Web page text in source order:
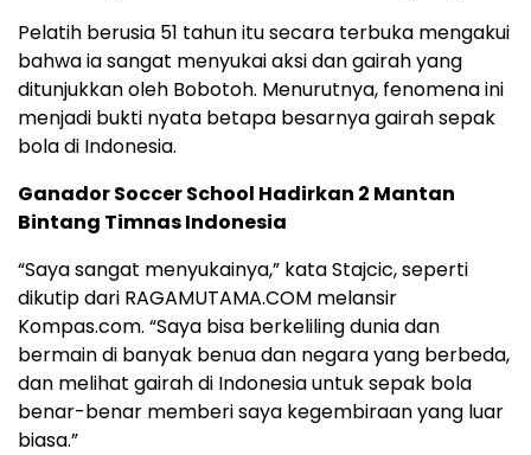
Pelatih berusia 51 tahun itu secara terbuka mengakui
bahwa ia sangat menyukai aksi dan gairah yang
ditunjukkan oleh Bobotoh. Menurutnya, fenomena ini
menjadi bukti nyata betapa besarnya gairah sepak
bola di Indonesia.
Ganador Soccer School Hadirkan 2 Mantan
Bintang Timnas Indonesia
“Saya sangat menyukainya,” kata Stajcic, seperti
dikutip dari RAGAMUTAMA.COM melansir
Kompas.com. “Saya bisa berkeliling dunia dan
bermain di banyak benua dan negara yang berbeda,
dan melihat gairah di Indonesia untuk sepak bola
benar-benar memberi saya kegembiraan yang luar
biasa.”